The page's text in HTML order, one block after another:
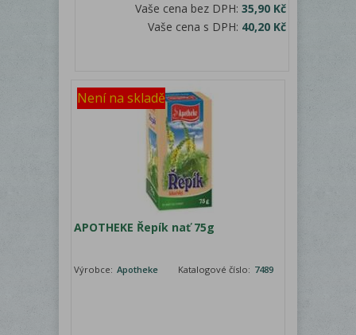
Vaše cena bez DPH:35,90 Kč
Vaše cena s DPH: 40,20 Kč
Není na skladě
APOTHEKE Řepík nať 75g
Výrobce: Apotheke Katalogové číslo: 7489